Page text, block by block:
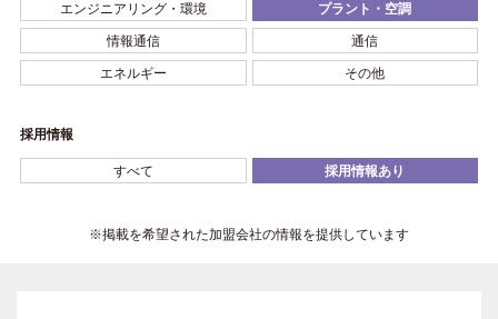
エンジニアリング・環境 プラント・空調
情報通信 通信
エネルギー その他
採用情報
すべて 採用情報あり
※掲載を希望された加盟会社の情報を提供しています